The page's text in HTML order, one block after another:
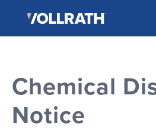
LLC
Chemical
Notice